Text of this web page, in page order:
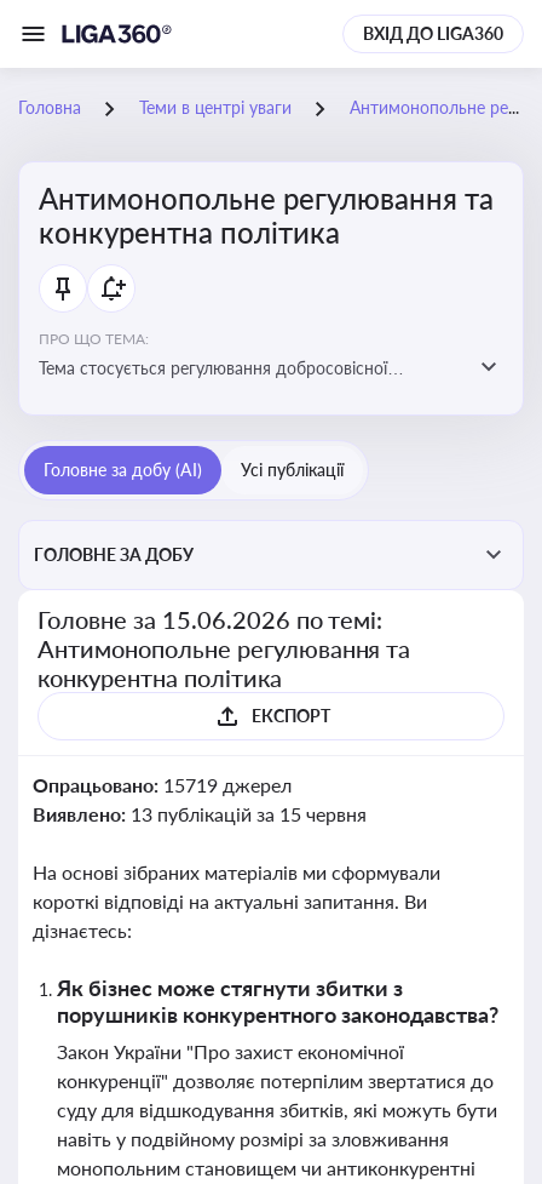
ВХІД ДО LIGA360
Головна Теми в центрі уваги Антимонопольне регулювання та конкурентна політика
Антимонопольне регулювання та
конкурентна політика
ПРО ЩО ТЕМА:
Тема стосується регулювання добросовісної
забезпечення рівних умов для суб’єктів
господарювання
Головне за добу (AI) Усі публікації
ГОЛОВНЕ ЗА ДОБУ
Головне за 15.06.2026 по темі:
Антимонопольне регулювання та
конкурентна політика
ЕКСПОРТ
Опрацьовано: 15719 джерел
Виявлено: 13 публікацій за 15 червня
На основі зібраних матеріалів ми сформували
короткі відповіді на актуальні запитання. Ви
дізнаєтесь:
Як бізнес може стягнути збитки з
порушників конкурентного законодавства?
Закон України "Про захист економічної
конкуренції" дозволяє потерпілим звертатися до
суду для відшкодування збитків, які можуть бути
навіть у подвійному розмірі за зловживання
монопольним становищем чи антиконкурентні